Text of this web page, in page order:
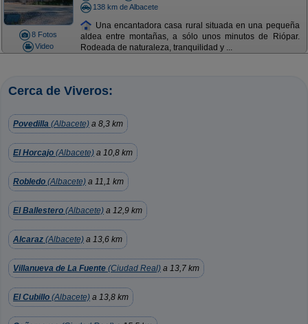
8 Fotos
Video
138 km de Albacete
Una encantadora casa rural situada en una pequeña
aldea entre montañas, a sólo unos minutos de Riópar.
Rodeada de naturaleza, tranquilidad y ...
Cerca de Viveros:
Povedilla (Albacete) a 8,3 km
El Horcajo (Albacete) a 10,8 km
Robledo (Albacete) a 11,1 km
El Ballestero (Albacete) a 12,9 km
Alcaraz (Albacete) a 13,6 km
Villanueva de La Fuente (Ciudad Real) a 13,7 km
El Cubillo (Albacete) a 13,8 km